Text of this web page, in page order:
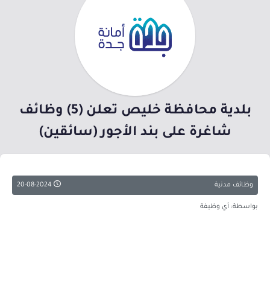
بلدية محافظة خليص تعلن (5) وظائف
شاغرة على بند الأجور (سائقين)
وظائف مدنية
بواسطة: أي وظيفة